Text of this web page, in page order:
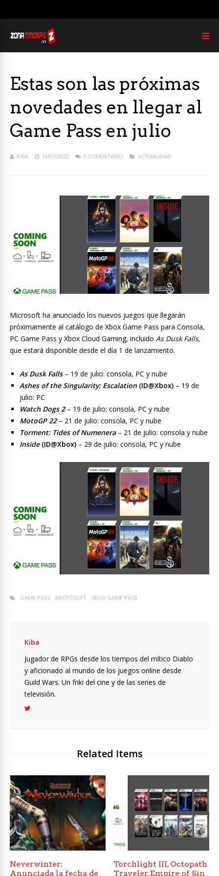
Estas son las próximas
novedades en llegar al
Game Pass en julio
KIBA 19/07/2022 1 COMENTARIO ACTUALIDAD
Microsoft ha anunciado los nuevos juegos que llegarán
próximamente al catálogo de Xbox Game Pass para Consola,
PC Game Pass y Xbox Cloud Gaming, incluido As Dusk Falls,
que estará disponible desde el día 1 de lanzamiento.
As Dusk Falls – 19 de julio: consola, PC y nube
Ashes of the Singularity: Escalation (ID@Xbox) – 19 de
julio: PC
Watch Dogs 2 – 19 de julio: consola, PC y nube
MotoGP 22 – 21 de julio: consola, PC y nube
Torment: Tides of Numenera – 21 de julio: consola y nube
Inside (ID@Xbox) – 29 de julio: consola, PC y nube
GAME PASS MICROSOFT XBOX GAME PASS
Kiba
Jugador de RPGs desde los tiempos del mítico Diablo
y aficionado al mundo de los juegos online desde
Guild Wars. Un friki del cine y de las series de
televisión.
Related Items
Neverwinter:
Anunciada la fecha de
Torchlight III, Octopath
Traveler, Empire of Sin